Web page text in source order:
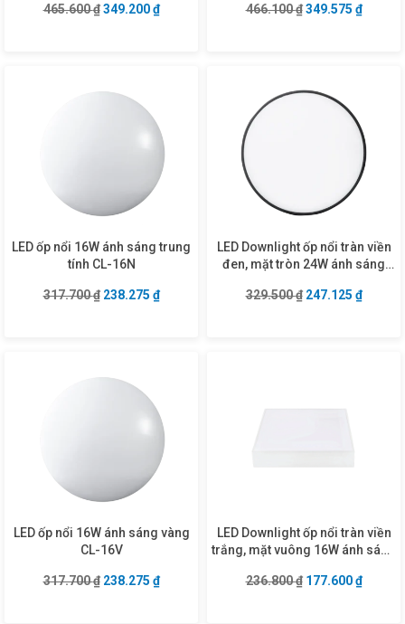
465.600₫ Giá gốc là: 465.600 ₫.
349.200₫Giá hiện tại là: 349.200 ₫.
466.100₫ Giá gốc là:
349.575 ₫Giá
LED ốp nổi 16W ánh sáng trung
tính CL-16N
317.700₫ Giá gốc là: 317.700 ₫.
238.275 ₫Giá hiện tại là: 238.275 ₫.
LED Downlight ốp nổi tràn viền
đen, mặt tròn 24W ánh sáng
329.500₫ Giá gốc là:
247.125 ₫Giá
LED ốp nổi 16W ánh sáng vàng
CL-16V
317.700₫ Giá gốc là: 317.700 ₫.
238.275 ₫Giá hiện tại là: 238.275 ₫.
LED Downlight ốp nổi tràn viền
trắng, mặt vuông 16W ánh sáng
236.800₫ Giá gốc là:
177.600₫Giá